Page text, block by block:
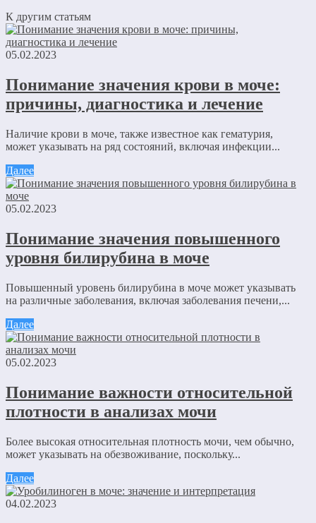
К другим статьям
05.02.2023
Понимание значения крови в моче:
причины, диагностика и лечение
Наличие крови в моче, также известное как гематурия,
может указывать на ряд состояний, включая инфекции...
Далее
05.02.2023
Понимание значения повышенного
уровня билирубина в моче
Повышенный уровень билирубина в моче может указывать
на различные заболевания, включая заболевания печени,...
Далее
05.02.2023
Понимание важности относительной
плотности в анализах мочи
Более высокая относительная плотность мочи, чем обычно,
может указывать на обезвоживание, поскольку...
Далее
04.02.2023